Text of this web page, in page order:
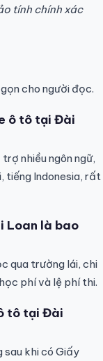
tính chính xác
cho người đọc.
ô tô tại Đài
nhiều ngôn ngữ,
tiếng Indonesia, rất
Loan là bao
qua trường lái, chi
phí và lệ phí thi.
tô tại Đài
khi có Giấy